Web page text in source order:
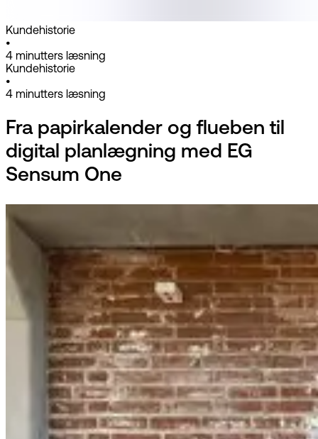
Kundehistorie
•
4 minutters læsning
Kundehistorie
•
4 minutters læsning
Fra papirkalender og flueben til
digital planlægning med EG
Sensum One